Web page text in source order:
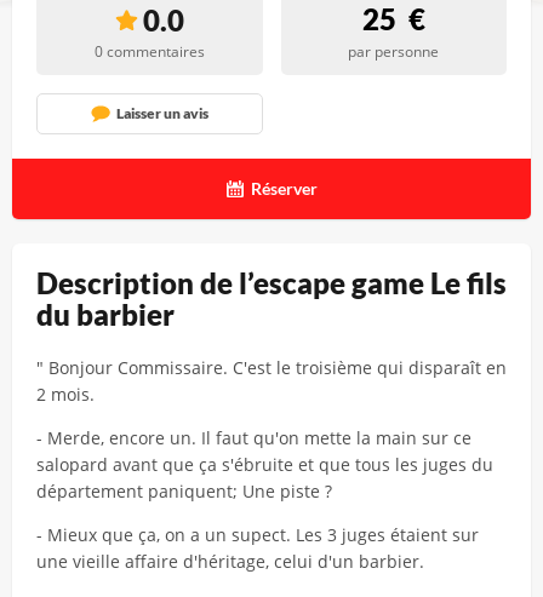
Description de l’escape game Le fils
du barbier
" Bonjour Commissaire. C'est le troisième qui disparaît en
2 mois.
- Merde, encore un. Il faut qu'on mette la main sur ce
salopard avant que ça s'ébruite et que tous les juges du
département paniquent; Une piste ?
- Mieux que ça, on a un supect. Les 3 juges étaient sur
une vieille affaire d'héritage, celui d'un barbier.
0.0
0 commentaires
25 €
par personne
Laisser un avis
Réserver